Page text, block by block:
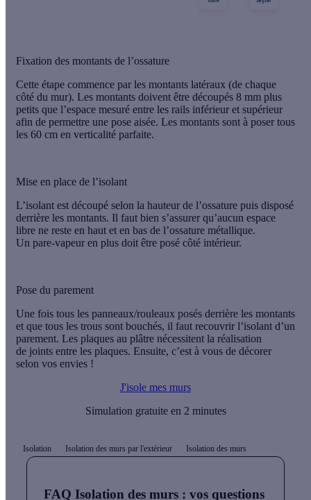
Fixation des montants de l’ossature
Cette étape commence par les montants latéraux (de chaque
côté du mur). Les montants doivent être découpés 8 mm plus
petits que l’espace mesuré entre les rails inférieur et supérieur
afin de permettre une pose aisée. Les montants sont à poser tous
les 60 cm en verticalité parfaite.
Mise en place de l’isolant
L’isolant est découpé selon la hauteur de l’ossature puis disposé
derrière les montants. Il faut bien s’assurer qu’aucun espace
libre ne reste en haut et en bas de l’ossature métallique.
Un pare-vapeur en plus doit être posé côté intérieur.
Pose du parement
Une fois tous les panneaux/rouleaux posés derrière les montants
et que tous les trous sont bouchés, il faut recouvrir l’isolant d’un
parement. Les plaques au plâtre nécessitent la réalisation
de joints entre les plaques. Ensuite, c’est à vous de décorer
selon vos envies !
J'isole mes murs
Simulation gratuite en 2 minutes
Isolation Isolation des murs par l'extérieur Isolation des murs
FAQ Isolation des murs : vos questions